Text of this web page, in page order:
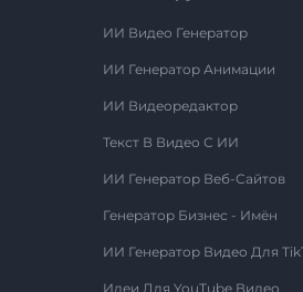
ИИ Видео Генератор
ИИ Генератор Анимации
ИИ Видеоредактор
Текст В Видео С ИИ
ИИ Генератор Веб-Сайтов
Генератор Бизнес - Имён
ИИ Генератор Видео Для
Идеи Для YouTube Видео